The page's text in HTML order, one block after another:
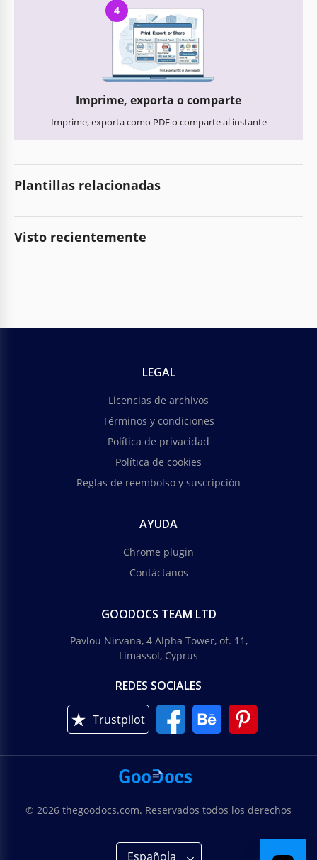
4
Imprime, exporta o comparte
Imprime, exporta como PDF o comparte al instante
Plantillas relacionadas
Visto recientemente
LEGAL
Licencias de archivos
Términos y condiciones
Política de privacidad
Política de cookies
Reglas de reembolso y suscripción
AYUDA
Chrome plugin
Contáctanos
GOODOCS TEAM LTD
Pavlou Nirvana, 4 Alpha Tower, of. 11,
Limassol, Cyprus
REDES SOCIALES
Trustpilot
© 2026 thegoodocs.com. Reservados todos los derechos
Española